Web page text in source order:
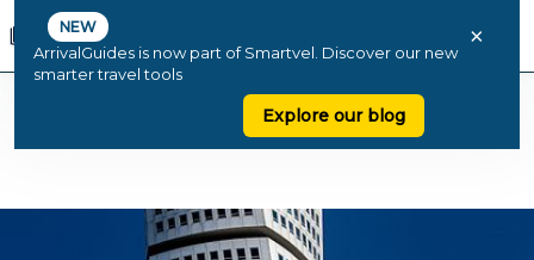
NEW
ArrivalGuides is now part of Smartvel. Discover our new
smarter travel tools
Explore our blog
×